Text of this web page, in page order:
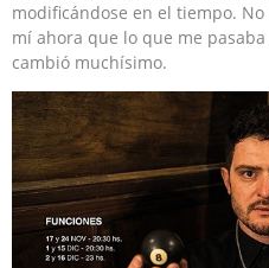
modificándose en el tiempo.
mí ahora que lo que me
cambió muchísimo.